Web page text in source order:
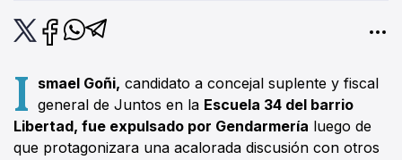
I smael Goñi, candidato a concejal suplente y fiscal
general de Juntos en la Escuela 34 del barrio
Libertad, fue expulsado por Gendarmería luego de
que protagonizara una acalorada discusión con otros